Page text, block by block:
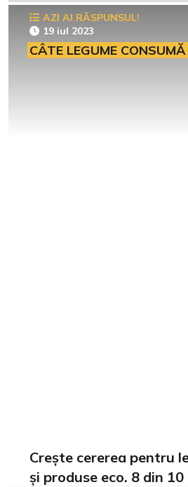
AZI AI RĂSPUNSUL!
19 iul 2023
CÂTE LEGUME
Crește cererea pentru
și produse eco. 8 din